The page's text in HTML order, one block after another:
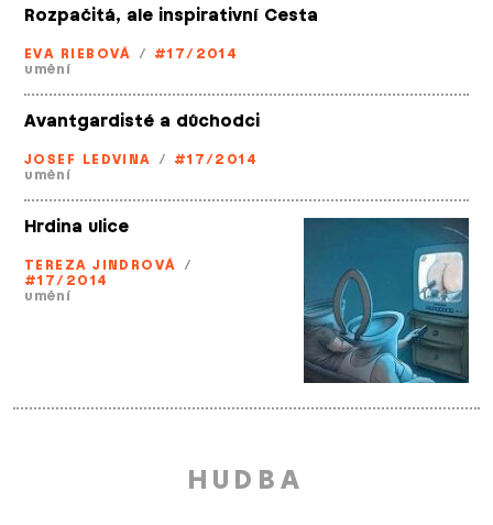
Rozpačitá, ale inspirativní Cesta
EVA RIEBOVÁ / #17/2014
umění
Avantgardisté a důchodci
JOSEF LEDVINA / #17/2014
umění
Hrdina ulice
TEREZA JINDROVÁ /
#17/2014
umění
HUDBA